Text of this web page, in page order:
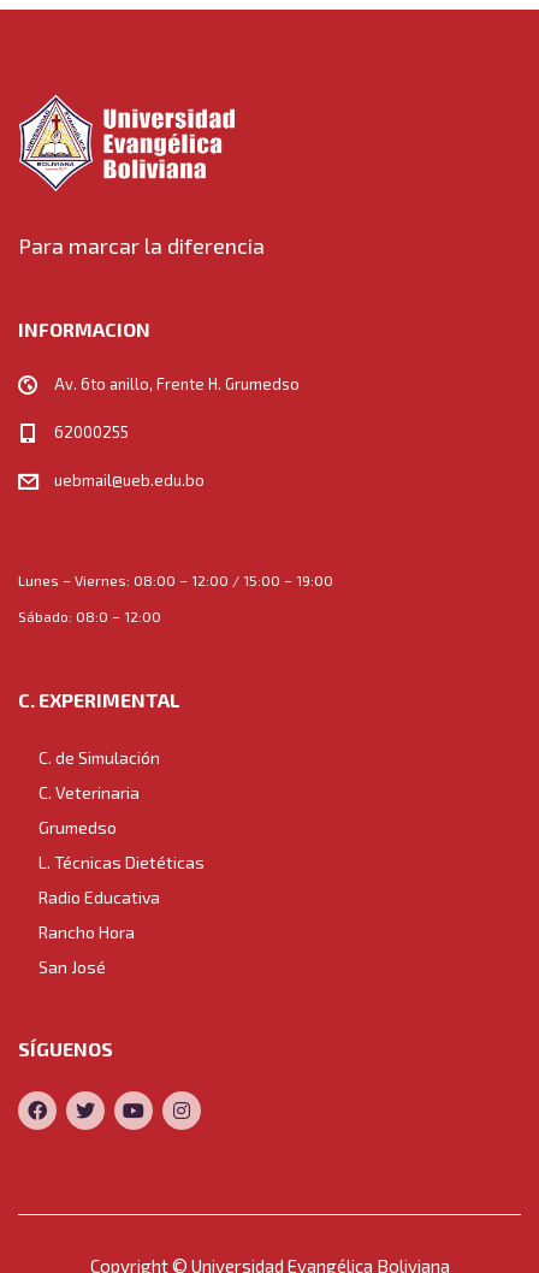
Para marcar la diferencia
INFORMACION
Av. 6to anillo, Frente H. Grumedso
62000255
uebmail@ueb.edu.bo
Lunes – Viernes: 08:00 – 12:00 / 15:00 – 19:00
Sábado: 08:0 – 12:00
C. EXPERIMENTAL
C. de Simulación
C. Veterinaria
Grumedso
L. Técnicas Dietéticas
Radio Educativa
Rancho Hora
San José
SÍGUENOS
Copyright © Universidad Evangélica Boliviana